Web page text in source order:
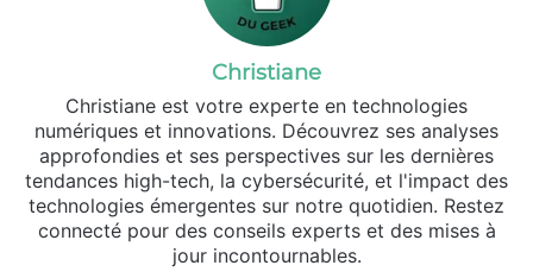
Christiane
Christiane est votre experte en technologies
numériques et innovations. Découvrez ses analyses
approfondies et ses perspectives sur les dernières
tendances high-tech, la cybersécurité, et l'impact des
technologies émergentes sur notre quotidien. Restez
connecté pour des conseils experts et des mises à
jour incontournables.